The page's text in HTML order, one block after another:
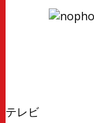
テレビ